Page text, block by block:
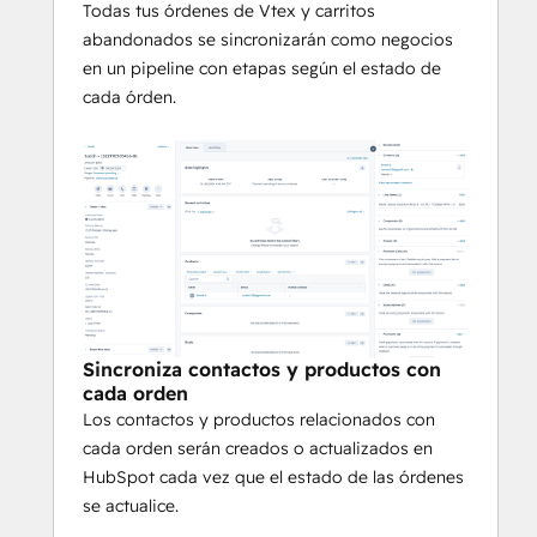
Todas tus órdenes de Vtex y carritos
abandonados se sincronizarán como negocios
en un pipeline con etapas según el estado de
cada órden.
Sincroniza contactos y productos con
cada orden
Los contactos y productos relacionados con
cada orden serán creados o actualizados en
HubSpot cada vez que el estado de las órdenes
se actualice.